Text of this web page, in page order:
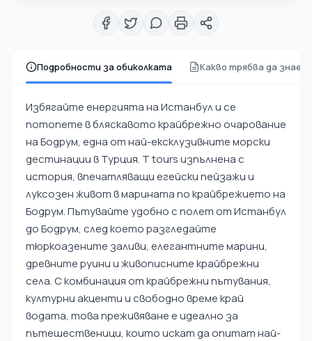
Подробности за обиколката Какво трябва да
Избягайте енергията на Истанбул и се
потопете в бляскавото крайбрежно очарование
на Бодрум, една от най-ексклузивните морски
дестинации в Турция. Т tours изпълнена с
история, впечатляващи егейски пейзажи и
луксозен живот в марината по крайбрежието на
Бодрум. Пътувайте удобно с полет от Истанбул
до Бодрум, след което разгледайте
тюркоазените заливи, елегантните марини,
древните руини и живописните крайбрежни
села. С комбинация от крайбрежни пътувания,
културни акценти и свободно време край
водата, това преживяване е идеално за
пътешественици, които искат да опитат най-